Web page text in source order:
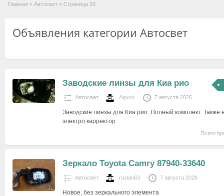
Главная » Автосвет » Страница 20
Объявления категории Автосвет
Заводские линзы для Киа рио
Автосвет Agvvv 7 августа 2026
Заводские линзы для Киа рио. Полный комплект. Также
электро карректор.
Всего
Зеркало Toyota Camry 87940-33640
Автосвет ruslan63 7 августа 2026
Новое, без зеркального элемента